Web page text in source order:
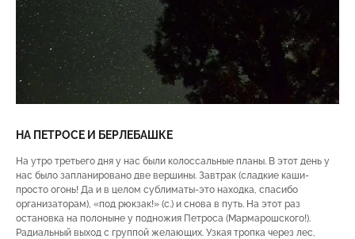
НА ПЕТРОСЕ И БЕРЛЕБАШКЕ
На утро третьего дня у нас были колоссальные планы. В этот день у
нас было запланировано две вершины. Завтрак (сладкие каши-
просто огонь! Да и в целом сублиматы-это находка, спасибо
организаторам), «под рюкзак!» (с.) и снова в путь. На этот раз
остановка на полоныне у подножия Петроса (Мармарошского!).
Радиальный выход с группой желающих. Узкая тропка через лес,